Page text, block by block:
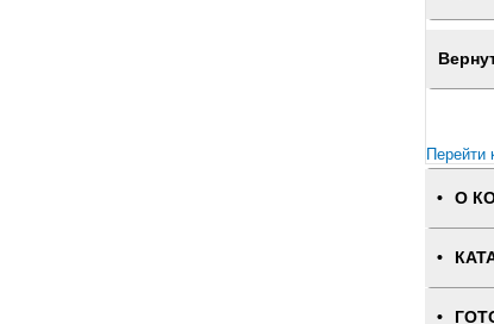
Перейти
О